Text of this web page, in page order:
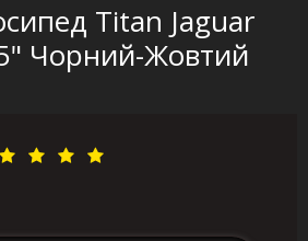
Titan Jaguar
Чорний-Жовтий